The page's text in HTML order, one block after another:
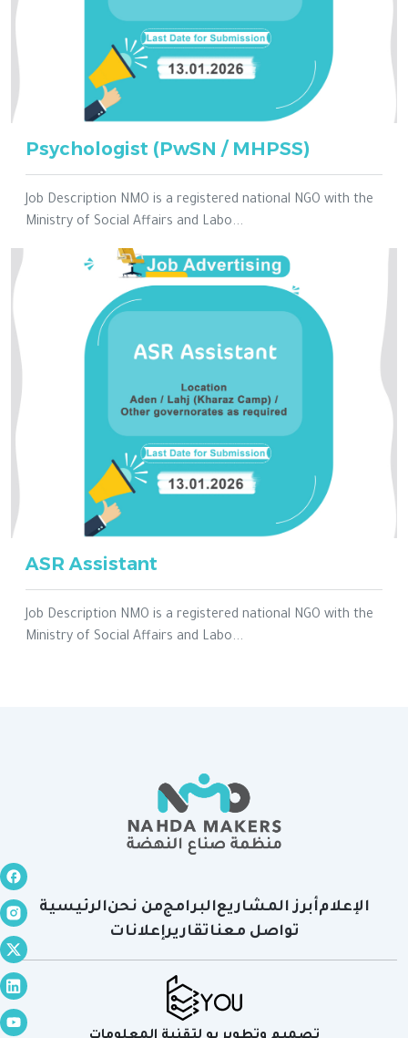
Psychologist (PwSN / MHPSS)
Job Description NMO is a registered national NGO with the
Ministry of Social Affairs and Labo...
ASR Assistant
Job Description NMO is a registered national NGO with the
Ministry of Social Affairs and Labo...
الرئيسيةمن نحنالبرامجأبرز المشاريعالإعلام
إعلاناتتقارير تواصل معنا